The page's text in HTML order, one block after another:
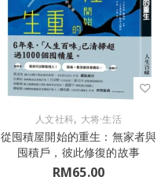
人文社科, 大将·生活
從囤積屋開始的重生：無家者與
囤積戶，彼此修復的故事
RM65.00